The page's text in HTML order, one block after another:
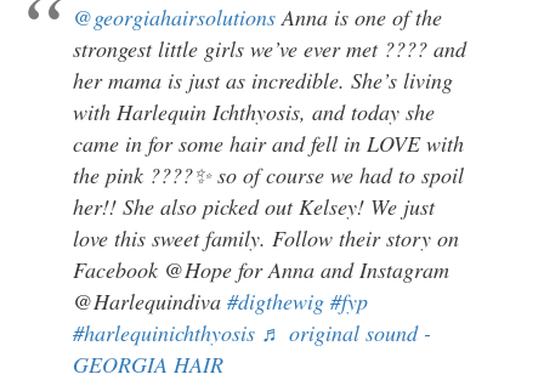
@georgiahairsolutionsAnna is one of the
strongest little girls we’ve ever met ???? and
her mama is just as incredible. She’s living
with Harlequin Ichthyosis, and today she
came in for some hair and fell in LOVE with
the pink ????✨ so of course we had to spoil
her!! She also picked out Kelsey! We just
love this sweet family. Follow their story on
Facebook @Hope for Anna and Instagram
@Harlequindiva #digthewig #fyp
#harlequinichthyosis ♬ original sound -
GEORGIA HAIR